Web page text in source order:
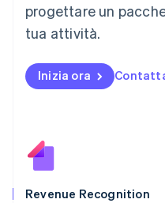
progettare un
tua attività.
Inizia ora
Revenue Recognition
Messico
EspañolEnglish
English
Nuova Zelanda
Polonia
Portogallo
PortuguêsEnglish